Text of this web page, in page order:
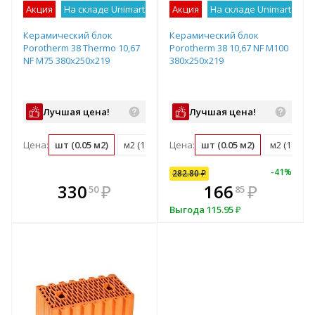
Акция На складе Unimart Лучшее предложение
Керамический блок
Porotherm 38 Thermo 10,67
NF М75 380х250х219
Лучшая цена!
Цена: шт (0.05 м2) м2 (18.3 шт) м3 (48.1 шт) поддон (60
33050 ₽
В комплекте
всегда выгоднее!
Акция На складе Unimart
Керамический блок
Porotherm 38 10,67 NF М100
380х250х219
Лучшая цена!
Цена: шт (0.05 м2) м2 (18.3
28280
282.80₽ -41%
166 85 ₽
Выгода 115.95₽